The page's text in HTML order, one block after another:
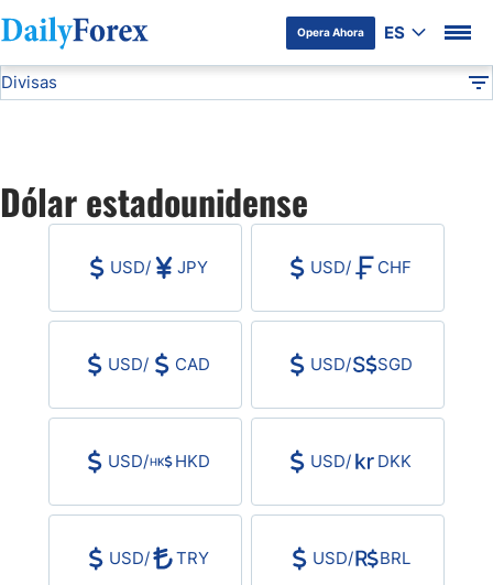
Opera Ahora ES
Divulgación del Anunciante
Divisas
USD/JPY
GBP/USD
AUD/USD
Dólar estadounidense
USD/ JPY USD/ CHF
USD/ CAD USD/ SGD
USD/ HKD USD/ DKK
USD/ TRY USD/ BRL